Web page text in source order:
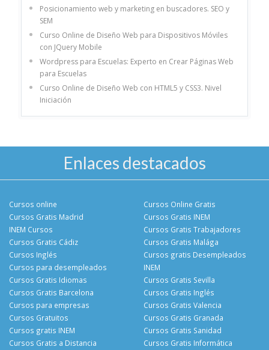
Posicionamiento web y marketing en buscadores. SEO y
SEM
Curso Online de Diseño Web para Dispositivos Móviles
con JQuery Mobile
Wordpress para Escuelas: Experto en Crear Páginas Web
para Escuelas
Curso Online de Diseño Web con HTML5 y CSS3. Nivel
Iniciación
Enlaces destacados
Cursos online
Cursos Gratis Madrid
INEM Cursos
Cursos Gratis Cádiz
Cursos Online Gratis
Cursos Gratis INEM
Cursos Gratis Trabajadores
Cursos Gratis Malága
Cursos Inglés
Cursos para desempleados
Cursos Gratis Idiomas
Cursos Gratis Barcelona
Cursos gratis Desempleados
INEM
Cursos Gratis Sevilla
Cursos Gratis Inglés
Cursos para empresas
Cursos Gratuitos
Cursos gratis INEM
Cursos Gratis a Distancia
Cursos Gratis Valencia
Cursos Gratis Granada
Cursos Gratis Sanidad
Cursos Gratis Informática